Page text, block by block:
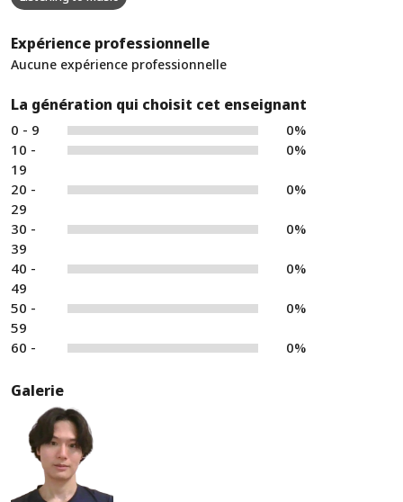
Expérience professionnelle
Aucune expérience professionnelle
La génération qui choisit cet enseignant
0 - 9
0%
10 -
19
0%
20 -
29
0%
30 -
39
0%
40 -
49
0%
50 -
59
0%
60 - 0%
Galerie